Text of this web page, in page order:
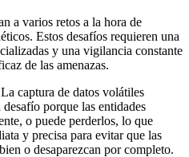
a varios retos a la hora de
Estos desafíos requieren una
y una vigilancia constante
de las amenazas.
La captura de datos volátiles
porque las entidades
o puede perderlos, lo que
y precisa para evitar que las
o desaparezcan por completo.